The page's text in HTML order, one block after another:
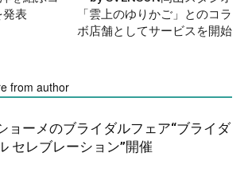
発表
「雲上のゆりかご」とのコラ
ボ店舗としてサービスを開始
from author
ョーメのブライダルフェア“ブライダ
セレブレーション”開催